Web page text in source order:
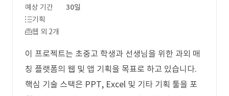
예상 기간
30일
기획
웹 외 2개
이 프로젝트는 초중고 학생과 선생님을 위한 과외 매
칭 플랫폼의 웹 및 앱 기획을 목표로 하고 있습니다.
핵심 기술 스택은 PPT, Excel 및 기타 기획 툴을 포